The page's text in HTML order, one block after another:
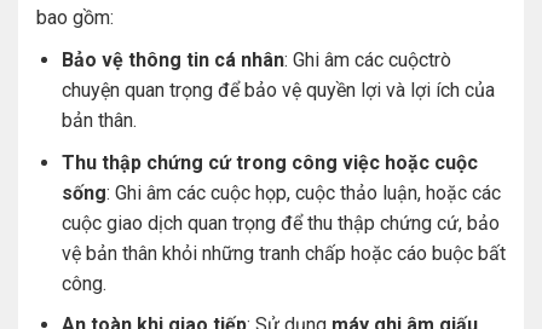
bao gồm:
Bảo vệ thông tin cá nhân: Ghi âm các cuộctrò
chuyện quan trọng để bảo vệ quyền lợi và lợi ích của
bản thân.
Thu thập chứng cứ trong công việc hoặc cuộc
sống: Ghi âm các cuộc họp, cuộc thảo luận, hoặc các
cuộc giao dịch quan trọng để thu thập chứng cứ, bảo
vệ bản thân khỏi những tranh chấp hoặc cáo buộc bất
công.